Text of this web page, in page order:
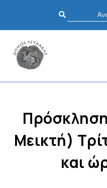
Μεικτή)
και